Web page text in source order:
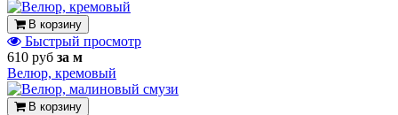
В корзину
Быстрый просмотр
610 руб за м
Велюр, кремовый
В корзину